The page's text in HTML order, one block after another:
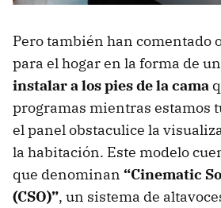
Pero también han comentado
para el hogar en la forma de
instalar a los pies de la cama
programas mientras estamos
el panel obstaculice la
la habitación. Este modelo
que denominan “Cinematic
(CSO)”, un sistema de